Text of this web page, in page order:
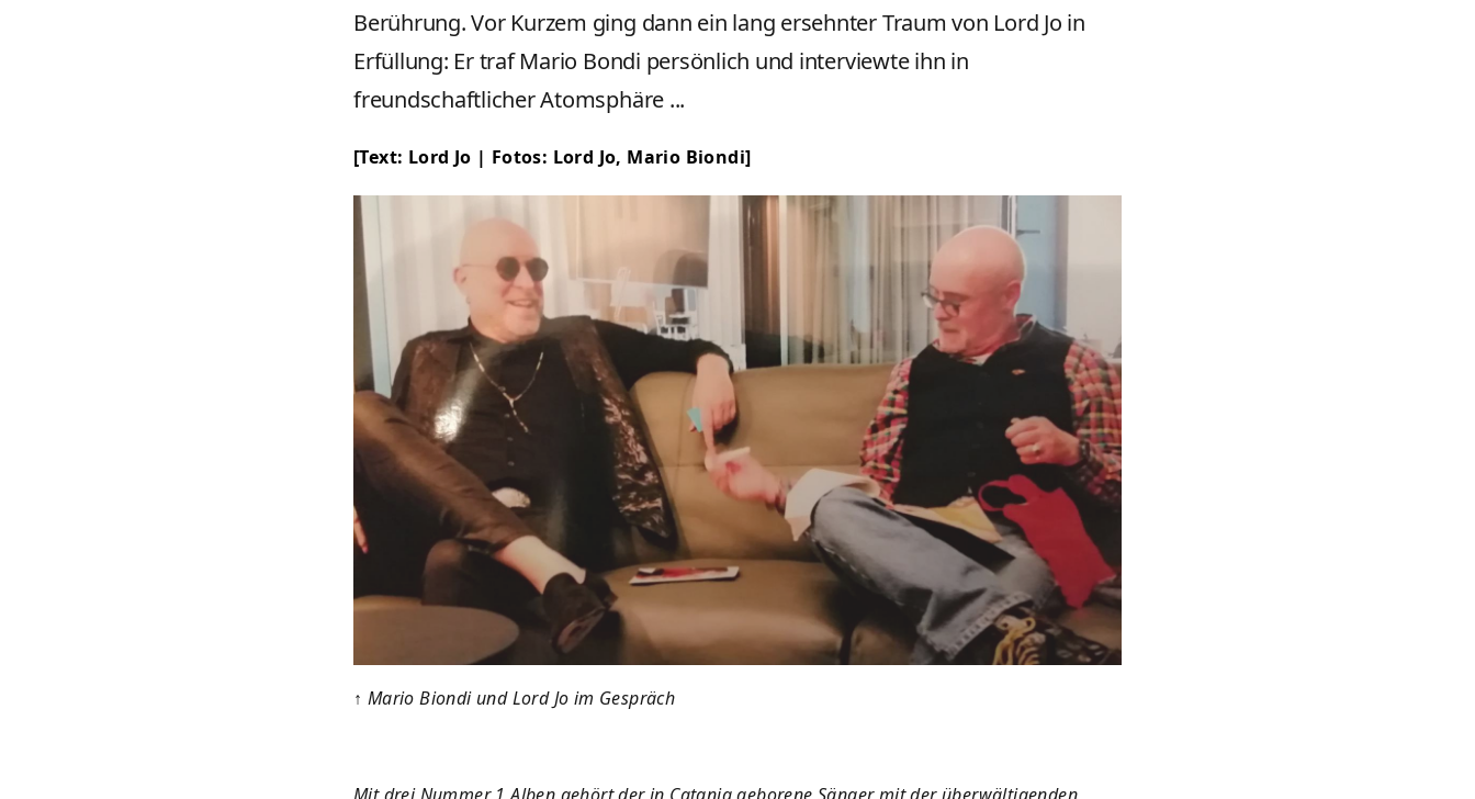
Berührung. Vor Kurzem ging dann ein lang ersehnter Traum von Lord Jo in
Erfüllung: Er traf Mario Bondi persönlich und interviewte ihn in
freundschaftlicher Atomsphäre ...
[Text: Lord Jo | Fotos: Lord Jo, Mario Biondi]
↑ Mario Biondi und Lord Jo im Gespräch